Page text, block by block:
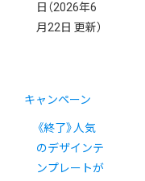
日 （2026年6
月22日 更新）
キャンペーン
《終了》人気
のデザインテ
ンプレートが